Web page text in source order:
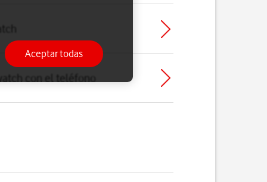
con el teléfono
Aceptar todas